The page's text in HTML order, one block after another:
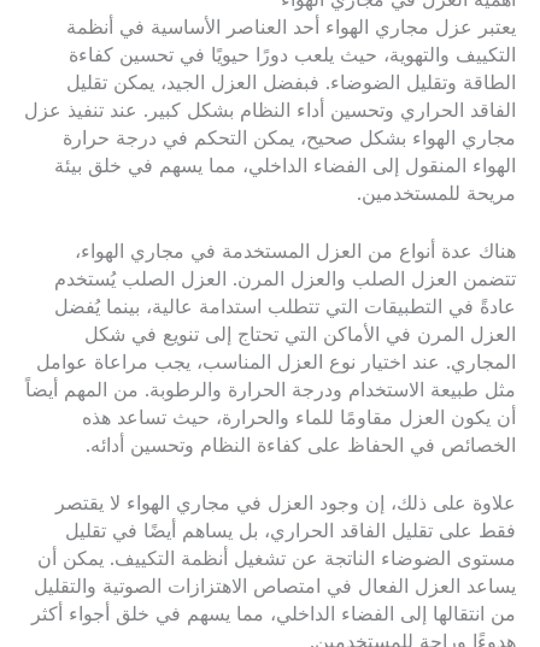
يعتبر عزل مجاري الهواء أحد العناصر الأساسية في أنظمة
التكييف والتهوية، حيث يلعب دورًا حيويًا في تحسين كفاءة
الطاقة وتقليل الضوضاء. فبفضل العزل الجيد، يمكن تقليل
الفاقد الحراري وتحسين أداء النظام بشكل كبير. عند تنفيذ عزل
مجاري الهواء بشكل صحيح، يمكن التحكم في درجة حرارة
الهواء المنقول إلى الفضاء الداخلي، مما يسهم في خلق بيئة
مريحة للمستخدمين.
هناك عدة أنواع من العزل المستخدمة في مجاري الهواء،
تتضمن العزل الصلب والعزل المرن. العزل الصلب يُستخدم
عادةً في التطبيقات التي تتطلب استدامة عالية، بينما يُفضل
العزل المرن في الأماكن التي تحتاج إلى تنويع في شكل
المجاري. عند اختيار نوع العزل المناسب، يجب مراعاة عوامل
مثل طبيعة الاستخدام ودرجة الحرارة والرطوبة. من المهم أيضاً
أن يكون العزل مقاومًا للماء والحرارة، حيث تساعد هذه
الخصائص في الحفاظ على كفاءة النظام وتحسين أدائه.
علاوة على ذلك، إن وجود العزل في مجاري الهواء لا يقتصر
فقط على تقليل الفاقد الحراري، بل يساهم أيضًا في تقليل
مستوى الضوضاء الناتجة عن تشغيل أنظمة التكييف. يمكن أن
يساعد العزل الفعال في امتصاص الاهتزازات الصوتية والتقليل
من انتقالها إلى الفضاء الداخلي، مما يسهم في خلق أجواء أكثر
هدوءًا وراحة للمستخدمين.